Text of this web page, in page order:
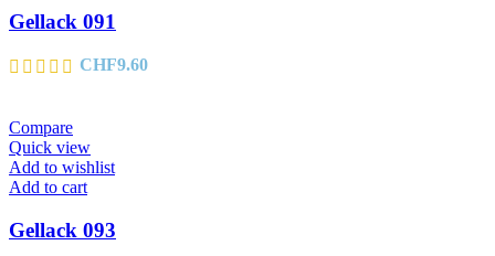
Gellack 091
CHF9.60
Compare
Quick view
Add to wishlist
Add to cart
Gellack 093